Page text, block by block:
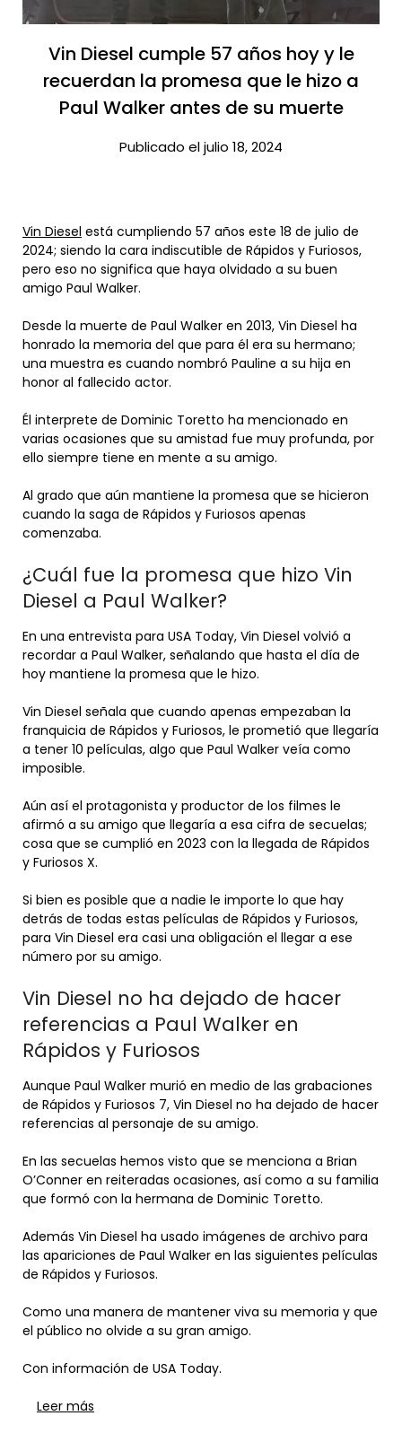
Vin Diesel cumple 57 años hoy y le
recuerdan la promesa que le hizo a
Paul Walker antes de su muerte​
Publicado el julio 18, 2024
Vin Diesel está cumpliendo 57 años este 18 de julio de
2024; siendo la cara indiscutible de Rápidos y Furiosos,
pero eso no significa que haya olvidado a su buen
amigo Paul Walker.
Desde la muerte de Paul Walker en 2013, Vin Diesel ha
honrado la memoria del que para él era su hermano;
una muestra es cuando nombró Pauline a su hija en
honor al fallecido actor.
Él interprete de Dominic Toretto ha mencionado en
varias ocasiones que su amistad fue muy profunda, por
ello siempre tiene en mente a su amigo.
Al grado que aún mantiene la promesa que se hicieron
cuando la saga de Rápidos y Furiosos apenas
comenzaba.
¿Cuál fue la promesa que hizo Vin
Diesel a Paul Walker?
En una entrevista para USA Today, Vin Diesel volvió a
recordar a Paul Walker, señalando que hasta el día de
hoy mantiene la promesa que le hizo.
Vin Diesel señala que cuando apenas empezaban la
franquicia de Rápidos y Furiosos, le prometió que llegaría
a tener 10 películas, algo que Paul Walker veía como
imposible.
Aún así el protagonista y productor de los filmes le
afirmó a su amigo que llegaría a esa cifra de secuelas;
cosa que se cumplió en 2023 con la llegada de Rápidos
y Furiosos X.
Si bien es posible que a nadie le importe lo que hay
detrás de todas estas películas de Rápidos y Furiosos,
para Vin Diesel era casi una obligación el llegar a ese
número por su amigo.
Vin Diesel no ha dejado de hacer
referencias a Paul Walker en
Rápidos y Furiosos
Aunque Paul Walker murió en medio de las grabaciones
de Rápidos y Furiosos 7, Vin Diesel no ha dejado de hacer
referencias al personaje de su amigo.
En las secuelas hemos visto que se menciona a Brian
O’Conner en reiteradas ocasiones, así como a su familia
que formó con la hermana de Dominic Toretto.
Además Vin Diesel ha usado imágenes de archivo para
las apariciones de Paul Walker en las siguientes películas
de Rápidos y Furiosos.
Como una manera de mantener viva su memoria y que
el público no olvide a su gran amigo.
Con información de USA Today.
Leer más